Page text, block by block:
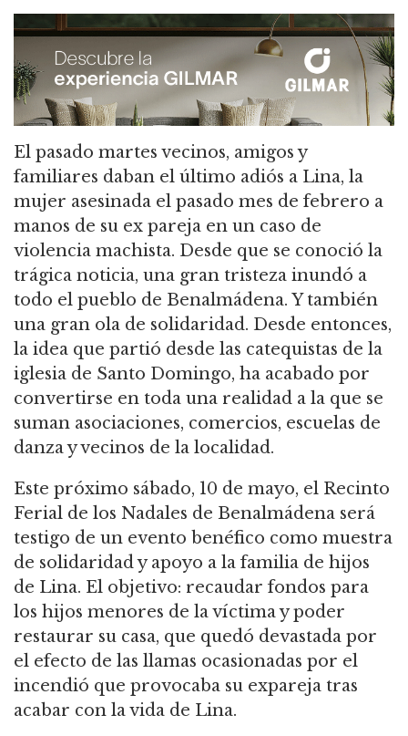
El pasado martes vecinos, amigos y
familiares daban el último adiós a Lina, la
mujer asesinada el pasado mes de febrero a
manos de su ex pareja en un caso de
violencia machista. Desde que se conoció la
trágica noticia, una gran tristeza inundó a
todo el pueblo de Benalmádena. Y también
una gran ola de solidaridad. Desde entonces,
la idea que partió desde las catequistas de la
iglesia de Santo Domingo, ha acabado por
convertirse en toda una realidad a la que se
suman asociaciones, comercios, escuelas de
danza y vecinos de la localidad.
Este próximo sábado, 10 de mayo, el Recinto
Ferial de los Nadales de Benalmádena será
testigo de un evento benéfico como muestra
de solidaridad y apoyo a la familia de hijos
de Lina. El objetivo: recaudar fondos para
los hijos menores de la víctima y poder
restaurar su casa, que quedó devastada por
el efecto de las llamas ocasionadas por el
incendió que provocaba su expareja tras
acabar con la vida de Lina.